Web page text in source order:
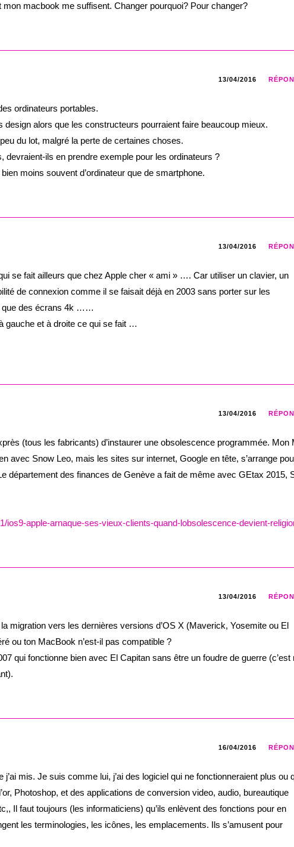
macbook me suffisent. Changer pourquoi? Pour changer?
13/04/2016
ordinateurs portables.
design alors que les constructeurs pourraient faire beaucoup mieux.
du lot, malgré la perte de certaines choses.
devraient-ils en prendre exemple pour les ordinateurs ?
moins souvent d’ordinateur que de smartphone.
13/04/2016
se fait ailleurs que chez Apple cher « ami » …. Car utiliser un clavier, un
de connexion comme il se faisait déjà en 2003 sans porter sur les
que des écrans 4k ……
gauche et à droite ce qui se fait …
13/04/2016
(tous les fabricants) d’instaurer une obsolescence programmée. Mon
avec Snow Leo, mais les sites sur internet, Google en tête, s’arrange
département des finances de Genève a fait de même avec GEtax 2015,
ios9-apple-arnaque-ses-vieux-clients-quand-lobsolescence-devient-
13/04/2016
la migration vers les dernières versions d’OS X (Maverick, Yosemite ou El
ou ton MacBook n’est-il pas compatible ?
qui fonctionne bien avec El Capitan sans être un foudre de guerre (c’est
16/04/2016
j’ai mis. Je suis comme lui, j’ai des logiciel qui ne fonctionneraient plus ou
Photoshop, et des applications de conversion video, audio, bureautique
Il faut toujours (les informaticiens) qu’ils enlèvent des fonctions pour en
les terminologies, les icônes, les emplacements. Ils s’amusent pour